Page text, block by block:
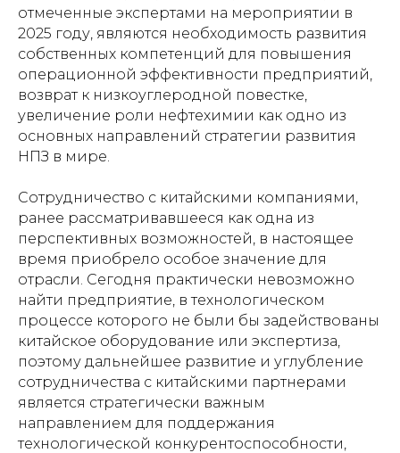
отмеченные экспертами на мероприятии в
2025 году, являются необходимость развития
собственных компетенций для повышения
операционной эффективности предприятий,
возврат к низкоуглеродной повестке,
увеличение роли нефтехимии как одно из
основных направлений стратегии развития
НПЗ в мире.
Сотрудничество с китайскими компаниями,
ранее рассматривавшееся как одна из
перспективных возможностей, в настоящее
время приобрело особое значение для
отрасли. Сегодня практически невозможно
найти предприятие, в технологическом
процессе которого не были бы задействованы
китайское оборудование или экспертиза,
поэтому дальнейшее развитие и углубление
сотрудничества с китайскими партнерами
является стратегически важным
направлением для поддержания
технологической конкурентоспособности,